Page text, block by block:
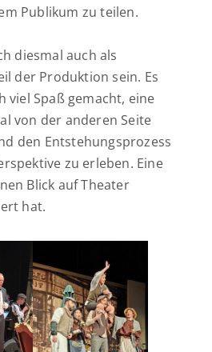
Publikum zu teilen.
diesmal auch als
der Produktion sein. Es
viel Spaß gemacht, eine
von der anderen Seite
den Entstehungsprozess
zu erleben. Eine
Blick auf Theater
hat.